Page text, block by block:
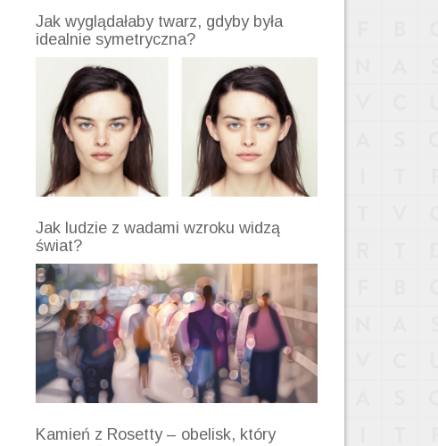
Jak wyglądałaby twarz, gdyby była
idealnie symetryczna?
Jak ludzie z wadami wzroku widzą
świat?
Kamień z Rosetty – obelisk, który